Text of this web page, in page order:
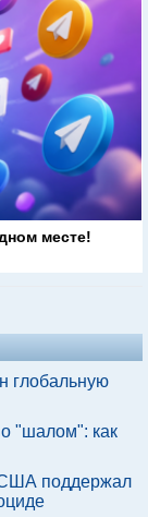
месте!
глобальную
"шалом": как
США поддержал